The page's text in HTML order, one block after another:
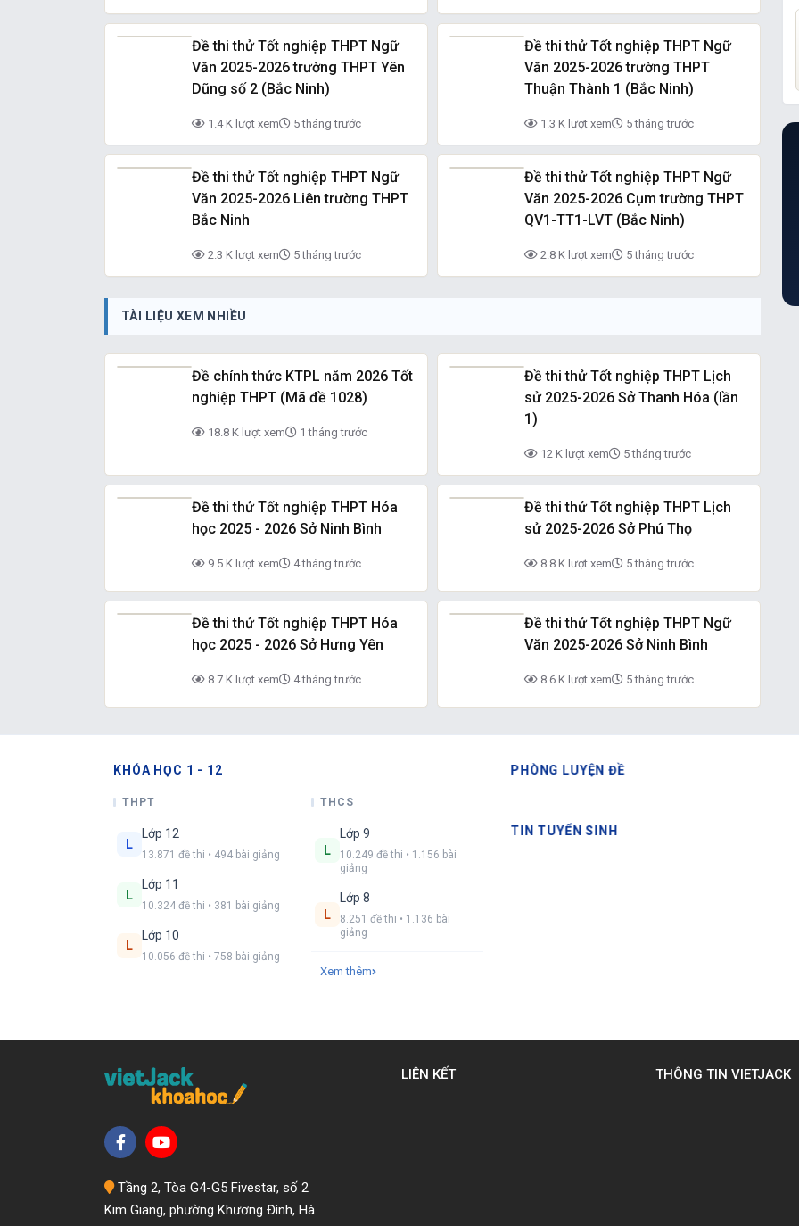
Đề thi thử Tốt nghiệp THPT Ngữ
Văn 2025-2026 trường THPT Yên
Dũng số 2 (Bắc Ninh)
1.4 K lượt xem 5 tháng trước
Đề thi thử Tốt nghiệp THPT Ngữ
Văn 2025-2026 trường THPT
Thuận Thành 1 (Bắc Ninh)
1.3 K lượt xem 5 tháng trước
Đề thi thử Tốt nghiệp THPT Ngữ
Văn 2025-2026 Liên trường THPT
Bắc Ninh
2.3 K lượt xem 5 tháng trước
Đề thi thử Tốt nghiệp THPT Ngữ
Văn 2025-2026 Cụm trường THPT
QV1-TT1-LVT (Bắc Ninh)
2.8 K lượt xem 5 tháng trước
TÀI LIỆU XEM NHIỀU
Đề chính thức KTPL năm 2026 Tốt
nghiệp THPT (Mã đề 1028)
18.8 K lượt xem 1 tháng trước
Đề thi thử Tốt nghiệp THPT Lịch
sử 2025-2026 Sở Thanh Hóa (lần
1)
12 K lượt xem 5 tháng trước
Đề thi thử Tốt nghiệp THPT Hóa
học 2025 - 2026 Sở Ninh Bình
9.5 K lượt xem 4 tháng trước
Đề thi thử Tốt nghiệp THPT Lịch
sử 2025-2026 Sở Phú Thọ
8.8 K lượt xem 5 tháng trước
Đề thi thử Tốt nghiệp THPT Hóa
học 2025 - 2026 Sở Hưng Yên
8.7 K lượt xem 4 tháng trước
Đề thi thử Tốt nghiệp THPT Ngữ
Văn 2025-2026 Sở Ninh Bình
8.6 K lượt xem 5 tháng trước
KHÓA HỌC 1 - 12
THPT
L
Lớp 12
13.871 đề thi • 494 bài giảng
L
Lớp 11
10.324 đề thi • 381 bài giảng
L
Lớp 10
10.056 đề thi • 758 bài giảng
THCS
L
Lớp 9
10.249 đề thi • 1.156 bài
giảng
L
Lớp 8
8.251 đề thi • 1.136 bài
giảng
Xem thêm
PHÒNG LUYỆN ĐỀ
TIN TUYỂN SINH
Tầng 2, Tòa G4-G5 Fivestar, số 2
Kim Giang, phường Khương Đình, Hà
LIÊN KẾT THÔNG TIN VIETJACK